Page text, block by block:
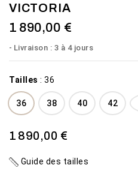
VICTORIA
1 890,00 €
Livraison : 3 à 4 jours
Tailles : 36
36 38 40 42
1 890,00 €
Guide des tailles